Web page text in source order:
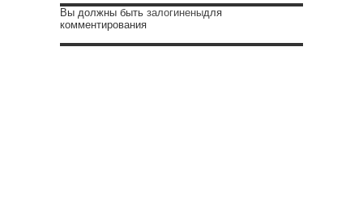
Вы должны быть залогиненыдля
комментирования